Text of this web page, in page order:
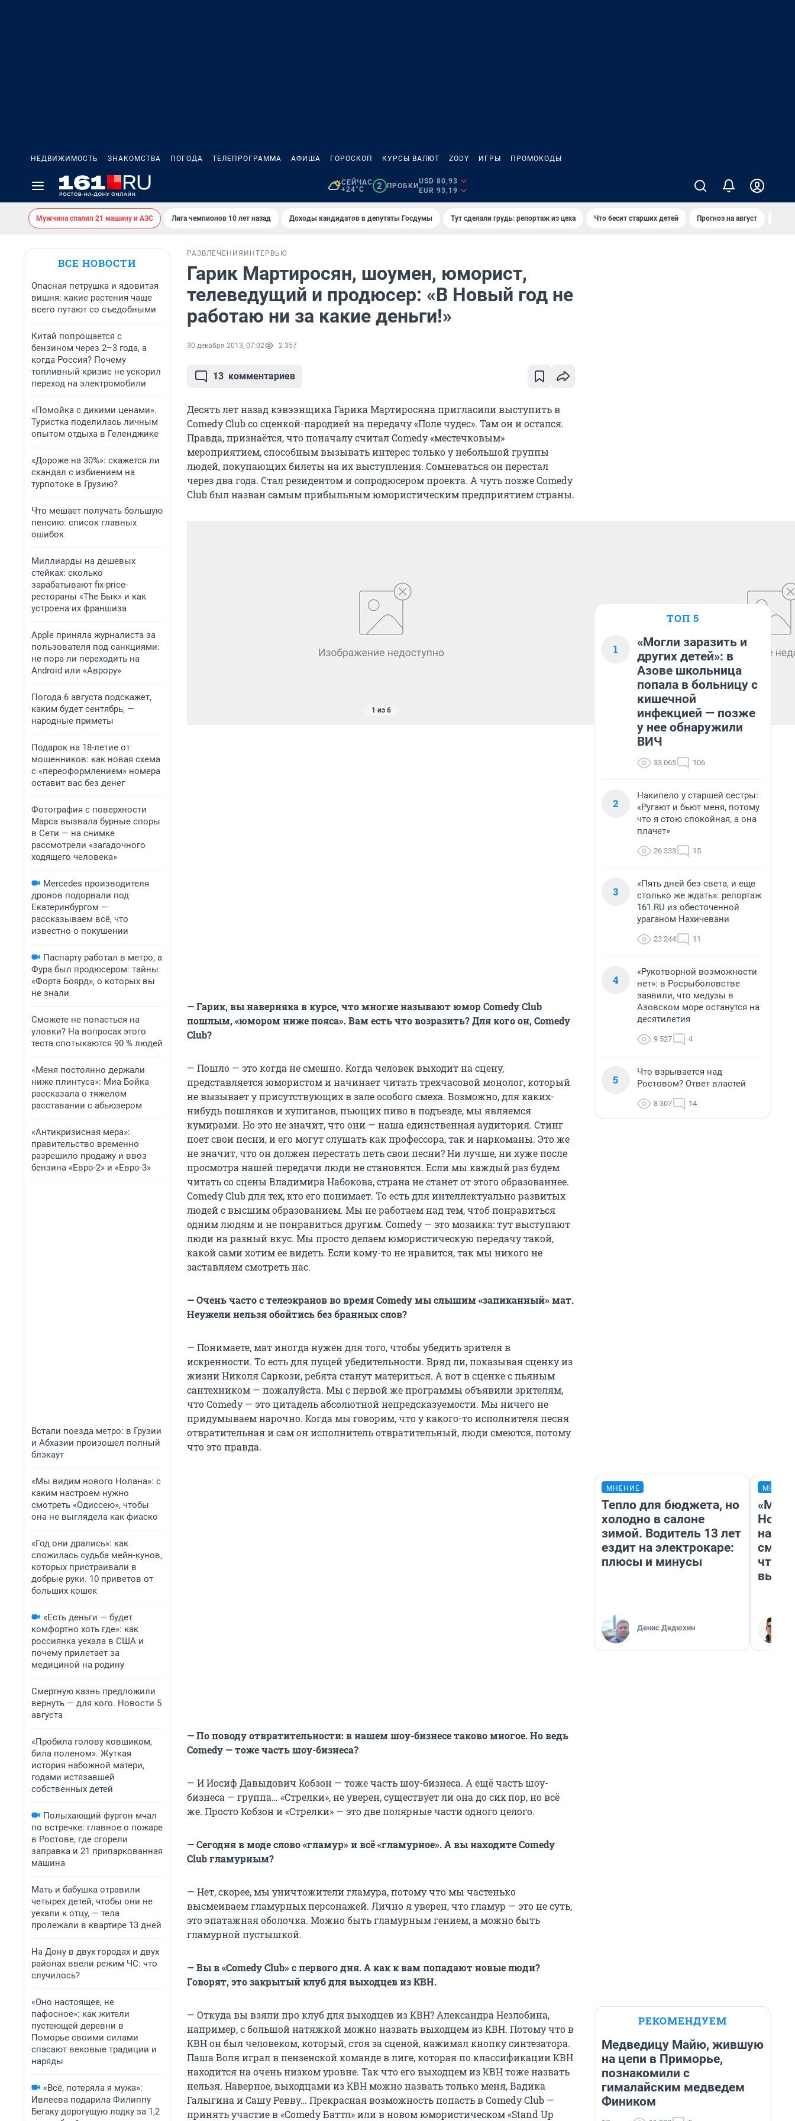
НЕДВИЖИМОСТЬ ЗНАКОМСТВА ПОГОДА ТЕЛЕПРОГРАММА АФИША ГОРОСКОП КУРСЫ ВАЛЮТ ZODY ИГРЫ ПРОМОКОДЫ
СЕЙЧАС
+24°C
2 ПРОБКИ
USD 80,93
EUR 93,19
Мужчина спалил 21 машину и АЗС Лига чемпионов 10 лет назад Доходы кандидатов в депутаты Госдумы Тут сделали грудь: репортаж из цеха Что бесит старших детей Прогноз на август
ВСЕ НОВОСТИ
Опасная петрушка и ядовитая
вишня: какие растения чаще
всего путают со съедобными
Китай попрощается с
бензином через 2–3 года, а
когда Россия? Почему
топливный кризис не ускорил
переход на электромобили
«Помойка с дикими ценами».
Туристка поделилась личным
опытом отдыха в Геленджике
«Дороже на 30%»: скажется ли
скандал с избиением на
турпотоке в Грузию?
Что мешает получать большую
пенсию: список главных
ошибок
Миллиарды на дешевых
стейках: сколько
зарабатывают fix-price-
рестораны «The Бык» и как
устроена их франшиза
Apple приняла журналиста за
пользователя под санкциями:
не пора ли переходить на
Android или «Аврору»
Погода 6 августа подскажет,
каким будет сентябрь, —
народные приметы
Подарок на 18-летие от
мошенников: как новая схема
с «переоформлением» номера
оставит вас без денег
Фотография с поверхности
Марса вызвала бурные споры
в Сети — на снимке
рассмотрели «загадочного
ходящего человека»
Mercedes производителя
дронов подорвали под
Екатеринбургом —
рассказываем всё, что
известно о покушении
Паспарту работал в метро, а
Фура был продюсером: тайны
«Форта Боярд», о которых вы
не знали
Сможете не попасться на
уловки? На вопросах этого
теста спотыкаются 90 % людей
«Меня постоянно держали
ниже плинтуса»: Миа Бойка
рассказала о тяжелом
расставании с абьюзером
«Антикризисная мера»:
правительство временно
разрешило продажу и ввоз
бензина «Евро-2» и «Евро-3»
Встали поезда метро: в Грузии
и Абхазии произошел полный
блэкаут
«Мы видим нового Нолана»: с
каким настроем нужно
смотреть «Одиссею», чтобы
она не выглядела как фиаско
«Год они дрались»: как
сложилась судьба мейн-кунов,
которых пристраивали в
добрые руки. 10 приветов от
больших кошек
«Есть деньги — будет
комфортно хоть где»: как
россиянка уехала в США и
почему прилетает за
медициной на родину
Смертную казнь предложили
вернуть — для кого. Новости 5
августа
«Пробила голову ковшиком,
била поленом». Жуткая
история набожной матери,
годами истязавшей
собственных детей
Полыхающий фургон мчал
по встречке: главное о пожаре
в Ростове, где сгорели
заправка и 21 припаркованная
машина
Мать и бабушка отравили
четырех детей, чтобы они не
уехали к отцу, — тела
пролежали в квартире 13 дней
На Дону в двух городах и двух
районах ввели режим ЧС: что
случилось?
«Оно настоящее, не
пафосное»: как жители
пустеющей деревни в
Поморье своими силами
спасают вековые традиции и
наряды
«Всё, потеряла я мужа»:
Ивлеева подарила Филиппу
Бегаку дорогущую лодку за 1,2
РАЗВЛЕЧЕНИЯ ИНТЕРВЬЮ
Гарик Мартиросян, шоумен, юморист,
телеведущий и продюсер: «В Новый год не
работаю ни за какие деньги!»
30 декабря 2013, 07:02 2 357
13 комментариев
Десять лет назад кэвээнщика Гарика Мартиросяна пригласили выступить в
Comedy Club со сценкой-пародией на передачу «Поле чудес». Там он и остался.
Правда, признаётся, что поначалу считал Comedy «местечковым»
мероприятием, способным вызывать интерес только у небольшой группы
людей, покупающих билеты на их выступления. Сомневаться он перестал
через два года. Стал резидентом и сопродюсером проекта. А чуть позже Comedy
Сlub был назван самым прибыльным юмористическим предприятием страны.
1 из 6
— Гарик, вы наверняка в курсе, что многие называют юмор Comedy Club
пошлым, «юмором ниже пояса». Вам есть что возразить? Для кого он, Comedy
Club?
— Пошло — это когда не смешно. Когда человек выходит на сцену,
представляется юмористом и начинает читать трехчасовой монолог, который
не вызывает у присутствующих в зале особого смеха. Возможно, для каких-
нибудь пошляков и хулиганов, пьющих пиво в подъезде, мы являемся
кумирами. Но это не значит, что они — наша единственная аудитория. Стинг
поет свои песни, и его могут слушать как профессора, так и наркоманы. Это же
не значит, что он должен перестать петь свои песни? Ни лучше, ни хуже после
просмотра нашей передачи люди не становятся. Если мы каждый раз будем
читать со сцены Владимира Набокова, страна не станет от этого образованнее.
Comedy Club для тех, кто его понимает. То есть для интеллектуально развитых
людей с высшим образованием. Мы не работаем над тем, чтоб понравиться
одним людям и не понравиться другим. Comedy — это мозаика: тут выступают
люди на разный вкус. Мы просто делаем юмористическую передачу такой,
какой сами хотим ее видеть. Если кому-то не нравится, так мы никого не
заставляем смотреть нас.
— Очень часто с телеэкранов во время Comedy мы слышим «запиканный» мат.
Неужели нельзя обойтись без бранных слов?
— Понимаете, мат иногда нужен для того, чтобы убедить зрителя в
искренности. То есть для пущей убедительности. Вряд ли, показывая сценку из
жизни Николя Саркози, ребята станут материться. А вот в сценке с пьяным
сантехником — пожалуйста. Мы с первой же программы объявили зрителям,
что Comedy — это цитадель абсолютной непредсказуемости. Мы ничего не
придумываем нарочно. Когда мы говорим, что у какого-то исполнителя песня
отвратительная и сам он исполнитель отвратительный, люди смеются, потому
что это правда.
— По поводу отвратительности: в нашем шоу-бизнесе таково многое. Но ведь
Comedy — тоже часть шоу-бизнеса?
— И Иосиф Давыдович Кобзон — тоже часть шоу-бизнеса. А ещё часть шоу-
бизнеса — группа… «Стрелки», не уверен, существует ли она до сих пор, но всё
же. Просто Кобзон и «Стрелки» — это две полярные части одного целого.
— Сегодня в моде слово «гламур» и всё «гламурное». А вы находите Comedy
Club гламурным?
— Нет, скорее, мы уничтожители гламура, потому что мы частенько
высмеиваем гламурных персонажей. Лично я уверен, что гламур — это не суть,
это эпатажная оболочка. Можно быть гламурным гением, а можно быть
гламурной пустышкой.
— Вы в «Comedy Club» с первого дня. А как к вам попадают новые люди?
Говорят, это закрытый клуб для выходцев из КВН.
— Откуда вы взяли про клуб для выходцев из КВН? Александра Незлобина,
например, с большой натяжкой можно назвать выходцем из КВН. Потому что в
КВН он был человеком, который, стоя за сценой, нажимал кнопку синтезатора.
Паша Воля играл в пензенской команде в лиге, которая по классификации КВН
находится на очень низком уровне. Так что его выходцем из КВН тоже назвать
нельзя. Наверное, выходцами из КВН можно назвать только меня, Вадика
Галыгина и Сашу Ревву… Прекрасная возможность попасть в Comedy Club —
принять участие в «Comedy Баттл» или в новом юмористическом «Stand Up
ТОП 5
1
«Могли заразить и
других детей»: в
Азове школьница
попала в больницу с
кишечной
инфекцией — позже
у нее обнаружили
ВИЧ
33 065 106
2
Накипело у старшей сестры:
«Ругают и бьют меня, потому
что я стою спокойная, а она
плачет»
26 333 15
3
«Пять дней без света, и еще
столько же ждать»: репортаж
161.RU из обесточенной
ураганом Нахичевани
23 244 11
4
«Рукотворной возможности
нет»: в Росрыболовстве
заявили, что медузы в
Азовском море останутся на
десятилетия
9 527 4
5
Что взрывается над
Ростовом? Ответ властей
8 307 14
МНЕНИЕ
Тепло для бюджета, но
холодно в салоне
зимой. Водитель 13 лет
ездит на электрокаре:
плюсы и минусы
Денис Дедюхин
«Мы
РЕКОМЕНДУЕМ
Медведицу Майю, жившую
на цепи в Приморье,
познакомили с
гималайским медведем
Фиником